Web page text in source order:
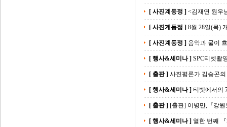
[ 사진계동정 ] <김재연 원우
[ 사진계동정 ] 8월 28일(목)
[ 사진계동정 ] 음악과 물이
[ 행사&세미나 ] SPC티벳촬
[ 출판 ] 사진평론가 김승곤
[ 행사&세미나 ] 티벳에서의
[ 출판 ] [출판] 이병만,『강
[ 행사&세미나 ] 열한 번째